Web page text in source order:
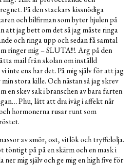
På den stackars kissnödiga
och bilfirman som byter hjulen på
att jag bett om det så jag måste ringa
och ringa upp och sedan få samtal
ringer mig – SLUTA!!!. Arg på den
mail från skolan om inställd
inte ens har det. På mig själv för att jag
stora kille. Och nästan så jag skrev
en skev sak i branschen av bara farten
Phu, lätt att dra iväg i affekt när
hormonerna rusar runt som
av smör, ost, vitlök och tryffelolja.
töntigt på på en skärm och en mask i
ner mig själv och ge mig en high five för